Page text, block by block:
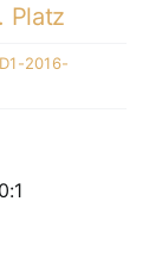
Platz
D1-2016-